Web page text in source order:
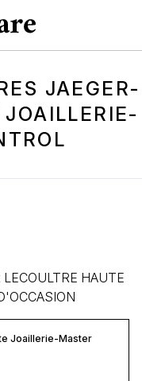
JAEGER-
HAUTE
Joaillerie-Master